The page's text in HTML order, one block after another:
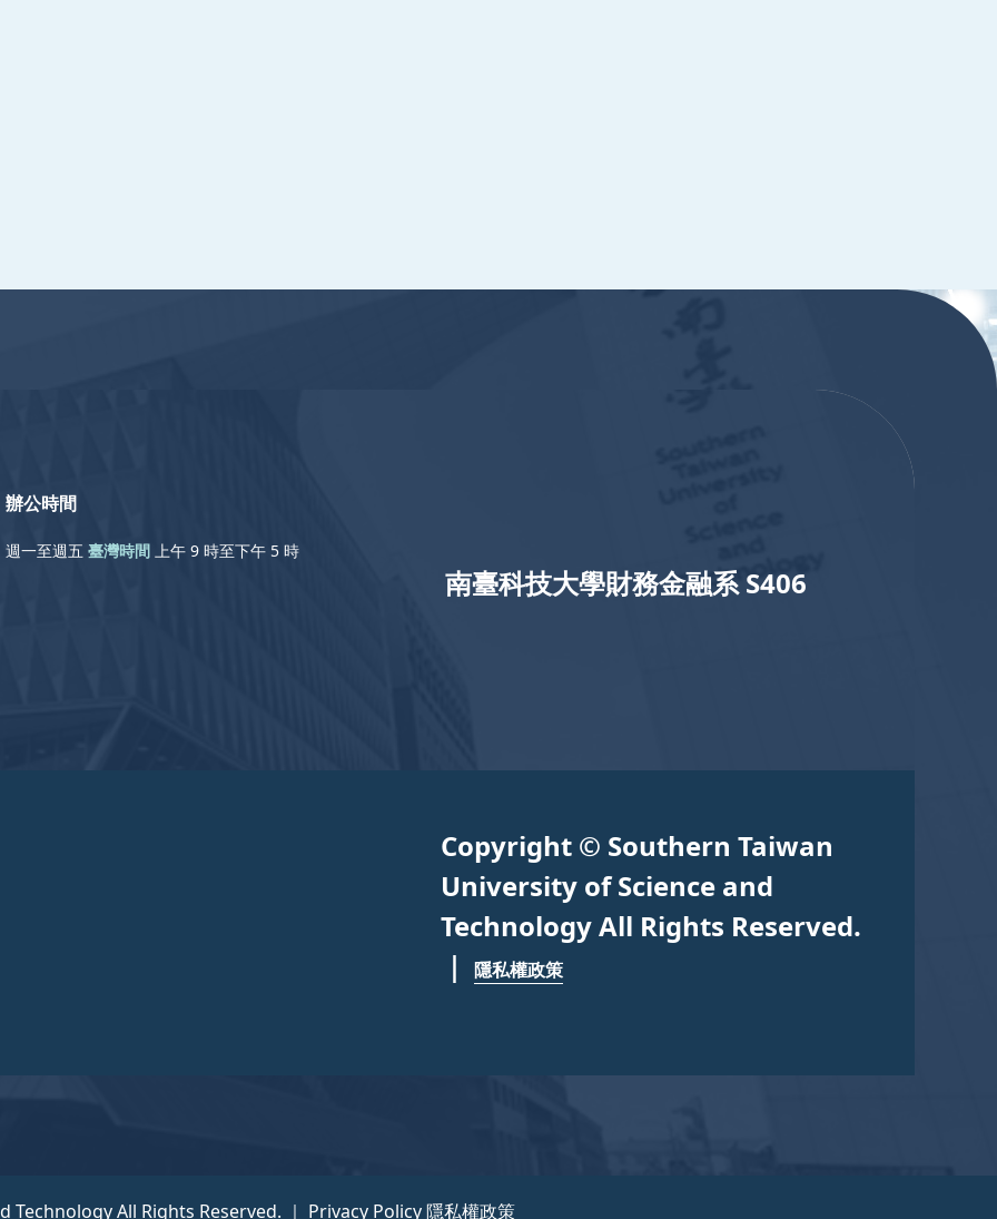
南臺科技大學財務金融系 S406
辦公時間
週一至週五 臺灣時間上午 9 時至下午 5 時
Copyright © Southern Taiwan
University of Science and
Technology All Rights Reserved.
｜隱私權政策
All Rights Reserved. ｜ Privacy Policy 隱私權政策